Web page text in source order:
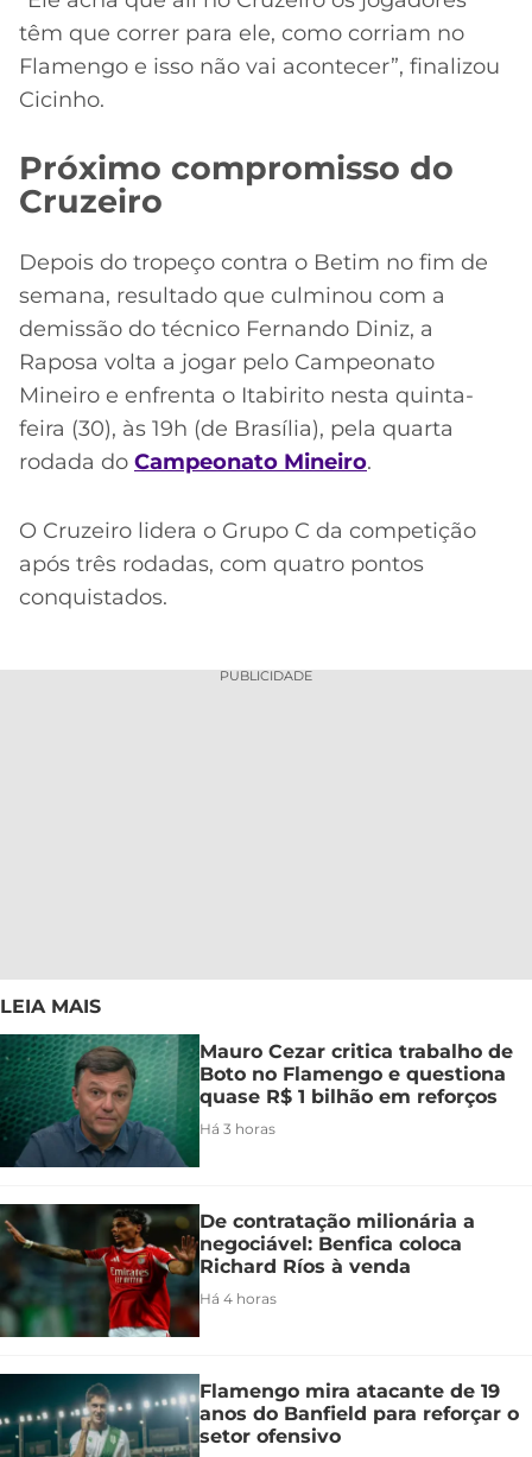
têm que correr para ele, como corriam no
Flamengo e isso não vai acontecer”, finalizou
Cicinho.
Próximo compromisso do
Cruzeiro
Depois do tropeço contra o Betim no fim de
semana, resultado que culminou com a
demissão do técnico Fernando Diniz, a
Raposa volta a jogar pelo Campeonato
Mineiro e enfrenta o Itabirito nesta quinta-
feira (30), às 19h (de Brasília), pela quarta
rodada do Campeonato Mineiro.
O Cruzeiro lidera o Grupo C da competição
após três rodadas, com quatro pontos
conquistados.
PUBLICIDADE
LEIA MAIS
Mauro Cezar critica trabalho de
Boto no Flamengo e questiona
quase R$ 1 bilhão em reforços
Há 3 horas
De contratação milionária a
negociável: Benfica coloca
Richard Ríos à venda
Há 4 horas
Flamengo mira atacante de 19
anos do Banfield para reforçar o
setor ofensivo